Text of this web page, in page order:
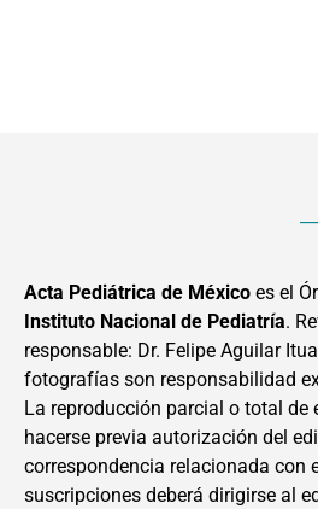
Acta Pediátrica de México es el
Instituto Nacional de Pediatría.
responsable: Dr. Felipe Aguilar
fotografías son responsabilidad
La reproducción parcial o total de
hacerse previa autorización del
correspondencia relacionada con
suscripciones deberá dirigirse al